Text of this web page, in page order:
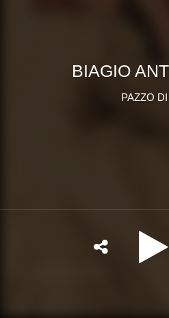
BIAGIO
PAZZO DI